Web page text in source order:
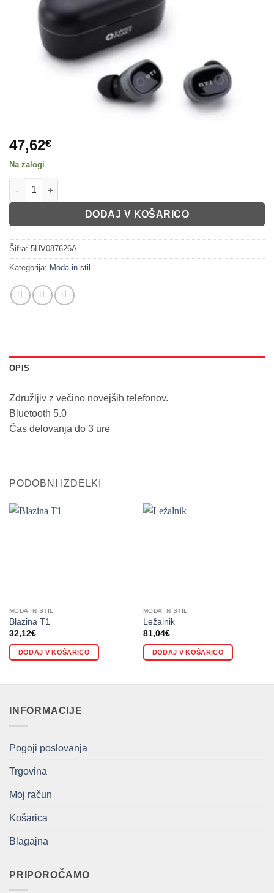
47,62€
Na zalogi
Vw GTI slušalke količina
DODAJ V KOŠARICO
Šifra: 5HV087626A
Kategorija: Moda in stil
OPIS
Združljiv z večino novejših telefonov.
Bluetooth 5.0
Čas delovanja do 3 ure
PODOBNI IZDELKI
MODA IN STIL
Blazina T1
32,12€
DODAJ V KOŠARICO
MODA IN STIL
Ležalnik
81,04€
DODAJ V KOŠARICO
INFORMACIJE
Pogoji poslovanja
Trgovina
Moj račun
Košarica
Blagajna
PRIPOROČAMO